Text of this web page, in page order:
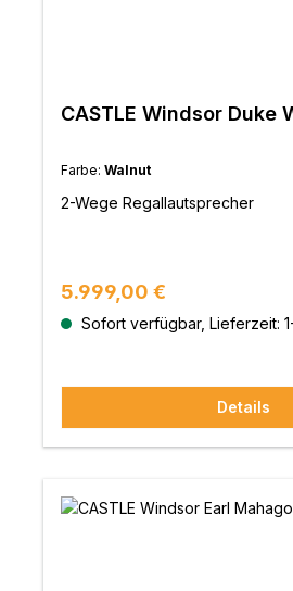
CASTLE Windsor Duke
Farbe: Walnut
2-Wege Regallautsprecher
Regulärer Preis:
5.999,00 €
Sofort verfügbar, Lieferzeit:
Details